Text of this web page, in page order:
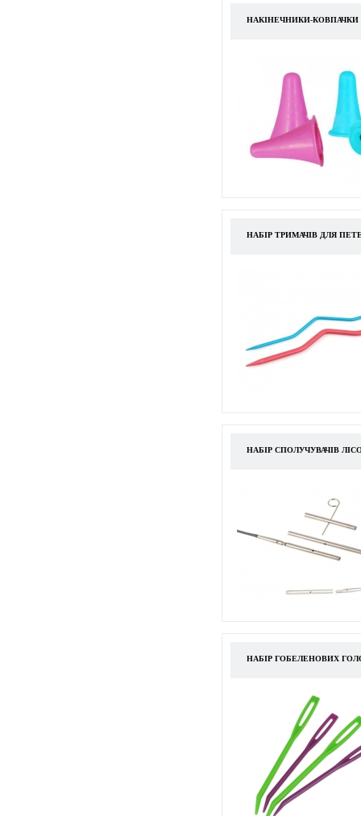
НАКІНЕЧНИКИ-
НАБІР ТРИМАЧІВ ДЛЯ
НАБІР СПОЛУЧУВАЧІВ
НАБІР ГОБЕЛЕНОВИХ